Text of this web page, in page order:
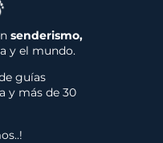
senderismo,
y el mundo.
guías
y más de 30